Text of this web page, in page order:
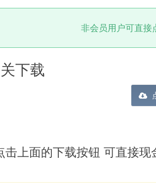
非会员用户可直接
下载
击上面的下载按钮 可直接